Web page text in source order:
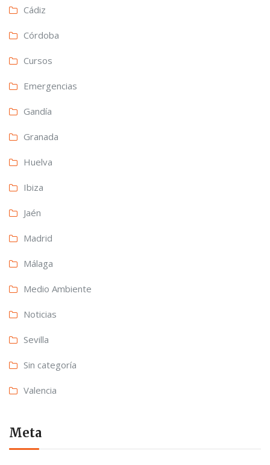
Cádiz
Córdoba
Cursos
Emergencias
Gandía
Granada
Huelva
Ibiza
Jaén
Madrid
Málaga
Medio Ambiente
Noticias
Sevilla
Sin categoría
Valencia
Meta